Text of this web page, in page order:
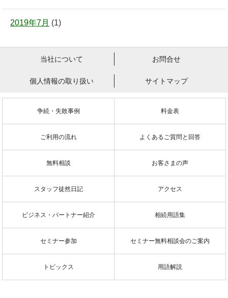
2019年7月 (1)
当社について お問合せ
個人情報の取り扱い サイトマップ
争続・失敗事例 料金表
ご利用の流れ よくあるご質問と回答
無料相談 お客さまの声
スタッフ徒然日記 アクセス
ビジネス・パートナー紹介 相続用語集
セミナー参加 セミナー無料相談会のご案内
トピックス 用語解説